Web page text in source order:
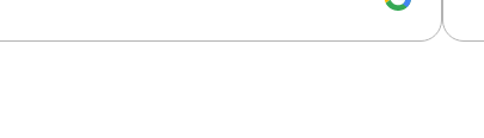
Couleurs unies intenses avec un excellent